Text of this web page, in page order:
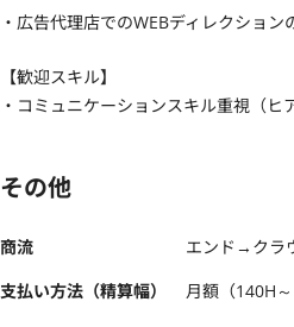
・広告代理店でのWEBディレクション
【歓迎スキル】
・コミュニケーションスキル重視（ヒ
その他
商流
エンド→クラ
支払い方法（精算幅）
月額（140H～